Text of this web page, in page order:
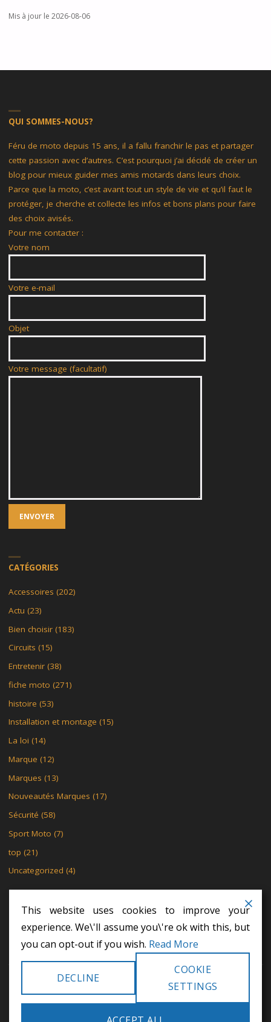
Mis à jour le 2026-08-06
QUI SOMMES-NOUS?
Féru de moto depuis 15 ans, il a fallu franchir le pas et partager
cette passion avec d’autres. C’est pourquoi j’ai décidé de créer un
blog pour mieux guider mes amis motards dans leurs choix.
Parce que la moto, c’est avant tout un style de vie et qu’il faut le
protéger, je cherche et collecte les infos et bons plans pour faire
des choix avisés.
Pour me contacter :
Votre nom
Votre e-mail
Objet
Votre message (facultatif)
CATÉGORIES
Accessoires (202)
Actu (23)
Bien choisir(183)
Circuits (15)
Entretenir(38)
fiche moto (271)
histoire (53)
Installation et montage (15)
La loi (14)
Marque (12)
Marques (13)
Nouveautés Marques (17)
Sécurité (58)
Sport Moto (7)
top (21)
Uncategorized (4)
MENTIONS LÉGALES
POLITIQUE DE CONFIDENTIALITÉ
POLITIQUE DE CONFIDENTIALITÉ
©2024 Khodex - Le motard
POWERED BYSEPTERA
This website uses cookies to improve your
experience. We\'ll assume you\'re ok with this, but
you can opt-out if you wish. Read More
DECLINE
COOKIE
SETTINGS